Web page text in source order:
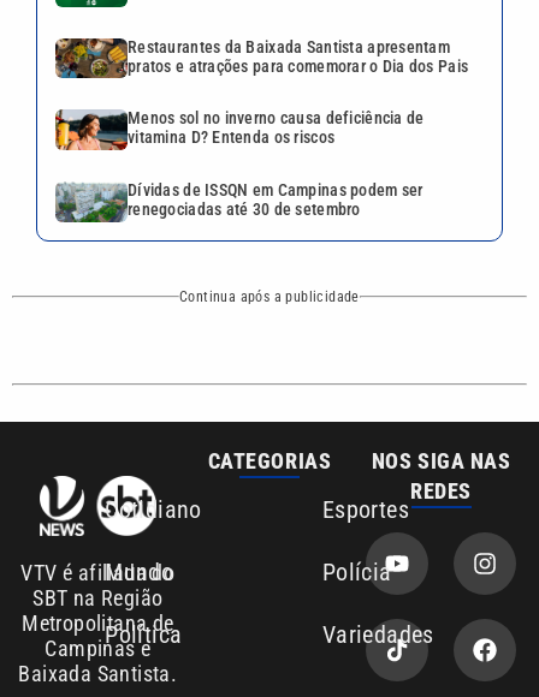
VTV é afiliada do
SBT na Região
Cotidiano Esportes
Mundo Polícia
REDES
Anuncie agora com a emissora VTV SBT
Área de cobertura que a VTV SBT acompanha:
Entre em contato com a VTV News
Copyright © 2026. Todos os direitos
reservados | Empresa de Comunicação PRM
Política de privacidade